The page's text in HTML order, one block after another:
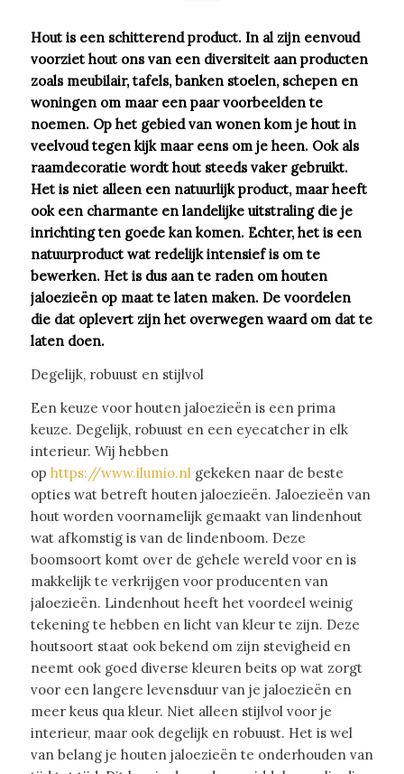
Hout is een schitterend product. In al zijn eenvoud
voorziet hout ons van een diversiteit aan producten
zoals meubilair, tafels, banken stoelen, schepen en
woningen om maar een paar voorbeelden te
noemen. Op het gebied van wonen kom je hout in
veelvoud tegen kijk maar eens om je heen. Ook als
raamdecoratie wordt hout steeds vaker gebruikt.
Het is niet alleen een natuurlijk product, maar heeft
ook een charmante en landelijke uitstraling die je
inrichting ten goede kan komen. Echter, het is een
natuurproduct wat redelijk intensief is om te
bewerken. Het is dus aan te raden om houten
jaloezieën op maatte laten maken. De voordelen
die dat oplevert zijn het overwegen waard om dat te
laten doen.
Degelijk, robuust en stijlvol
Een keuze voor houten jaloezieën is een prima
keuze. Degelijk, robuust en een eyecatcher in elk
interieur. Wij hebben
op https://www.ilumio.nl gekeken naar de beste
opties wat betreft houten jaloezieën. Jaloezieën van
hout worden voornamelijk gemaakt van lindenhout
wat afkomstig is van de lindenboom. Deze
boomsoort komt over de gehele wereld voor en is
makkelijk te verkrijgen voor producenten van
jaloezieën. Lindenhout heeft het voordeel weinig
tekening te hebben en licht van kleur te zijn. Deze
houtsoort staat ook bekend om zijn stevigheid en
neemt ook goed diverse kleuren beits op wat zorgt
voor een langere levensduur van je jaloezieën en
meer keus qua kleur. Niet alleen stijlvol voor je
interieur, maar ook degelijk en robuust. Het is wel
van belang je houten jaloezieën te onderhouden van